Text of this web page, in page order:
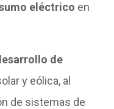
eléctrico en
de
y eólica, al
de sistemas de